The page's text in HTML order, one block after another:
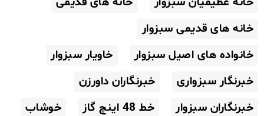
خانه های قدیمی سبزوار
خانواده های اصیل سبزوار
خاویار سبزوار
خبرنگار سبزواری
خبرنگاران داورزن
خبرنگاران سبزوار
خط 48 اینچ گاز
خوشاب